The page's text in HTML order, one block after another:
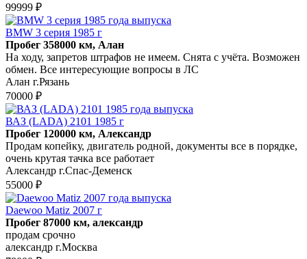
99999 ₽
BMW 3 серия 1985 г
Пробег 358000 км, Алан
На ходу, запретов штрафов не имеем. Снята с учёта. Возможен
обмен. Все интересующие вопросы в ЛС
Алан г.Рязань
70000 ₽
ВАЗ (LADA) 2101 1985 г
Пробег 120000 км, Александр
Продам копейку, двигатель родной, документы все в порядке,
очень крутая тачка все работает
Александр г.Спас-Деменск
55000 ₽
Daewoo Matiz 2007 г
Пробег 87000 км, александр
продам срочно
александр г.Москва